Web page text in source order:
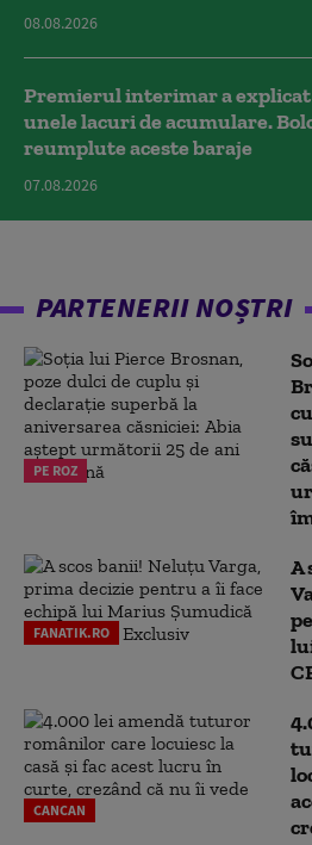
08.08.2026
Premierul interimar a explicat
unele lacuri de acumulare.
reumplute aceste baraje
07.08.2026
PARTENERII NOȘTRI
PE ROZ
FANATIK.RO
A
CANCAN